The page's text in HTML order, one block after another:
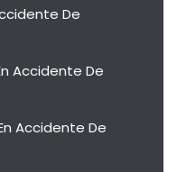
De
Accidente De
Accidente De